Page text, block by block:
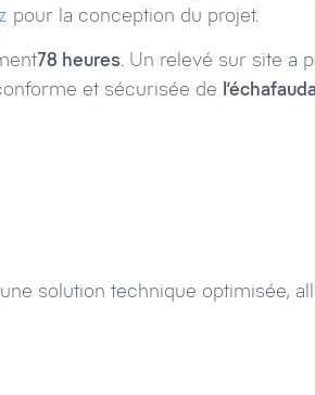
pour la conception du projet.
78 heures. Un relevé sur site a
et sécurisée de
solution technique optimisée,